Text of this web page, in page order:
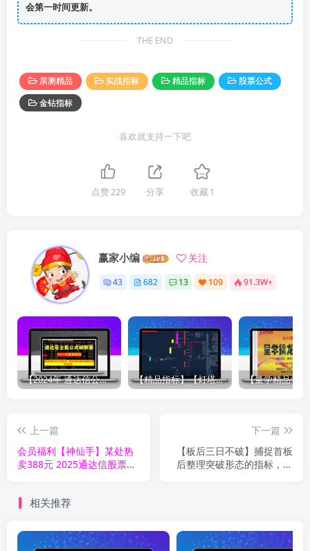
会第一时间更新。
THE END
亲测精品 实战指标 精品指标
股票公式
金钻指标
喜欢就支持一下吧
点赞229 分享 收藏 1
赢家小编 关注
43 682 13 109 91.3W+
【2024年 通达信公式解密器全能版】通达信指标公式密码解密器，全能版（无需卡密，不限电脑）原创独家 【精品指标】【灯塔竞价 七宝妙树 资金1号 龙年1号池】四合一完整版（众筹系列）
上一篇
会员福利【神仙手】某处热
卖388元 2025通达信股票量
下一篇
【板后三日不破】捕捉首板
后整理突破形态的指标，信
相关推荐